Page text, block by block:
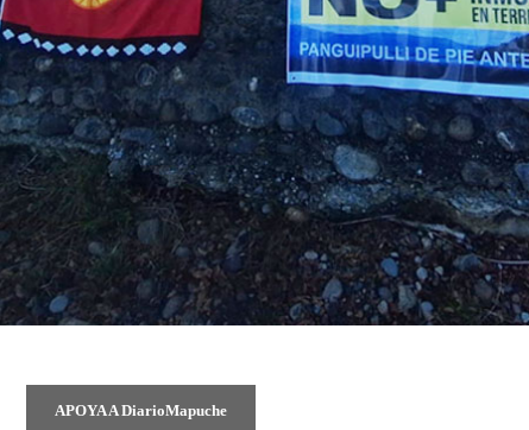
APOYA A DiarioMapuche